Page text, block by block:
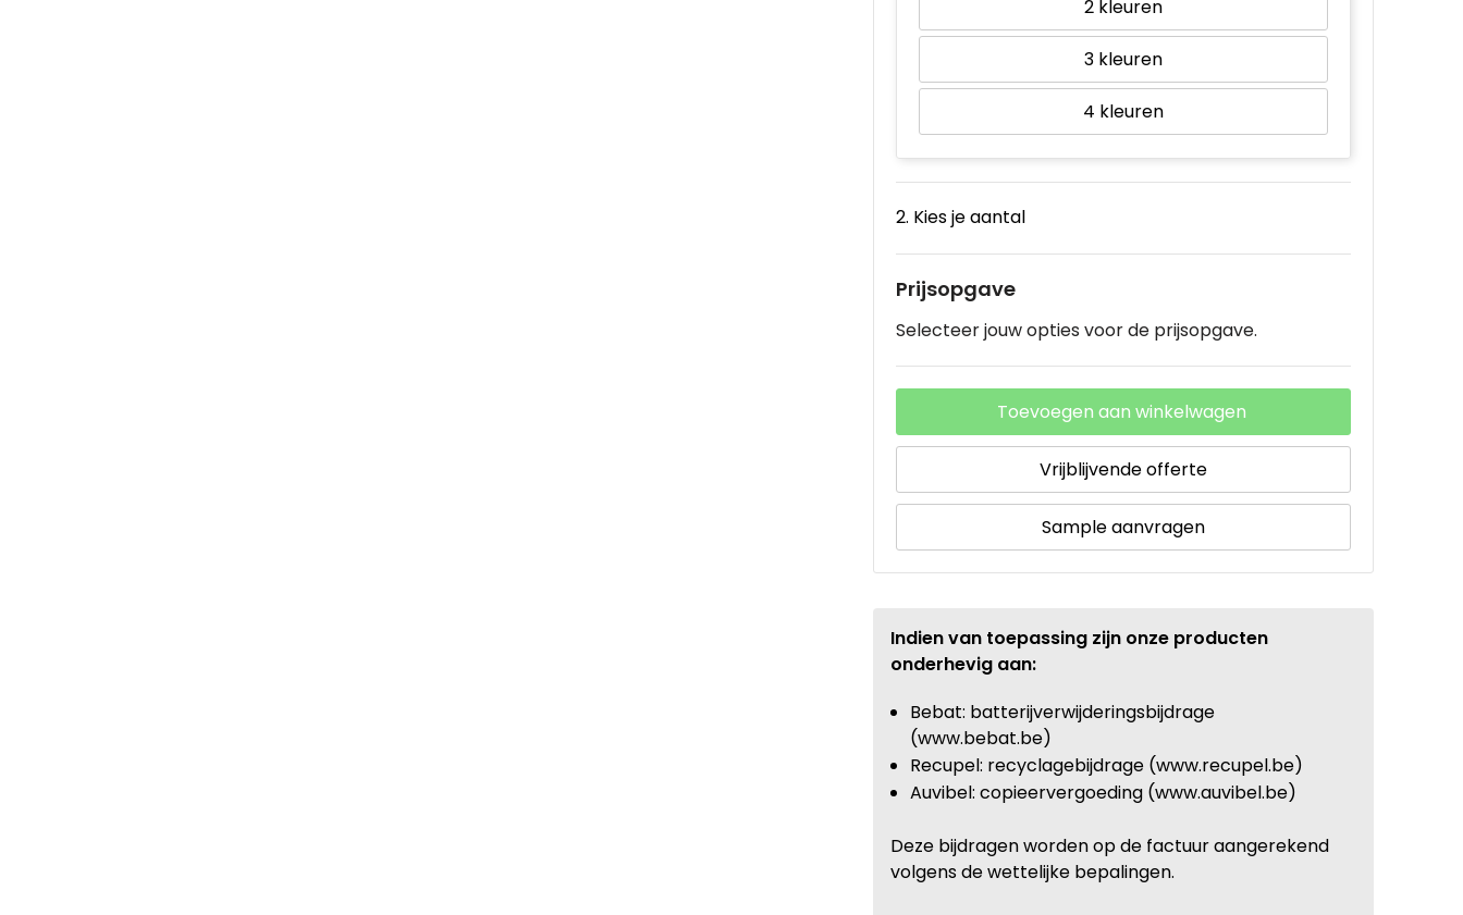
2
3
4
2. Kies je aantal
Prijsopgave
Selecteer jouw opties voor de prijsopgave.
Toevoegen aan winkelwagen
Vrijblijvende offerte
Sample aanvragen
Indien van toepassing zijn onze producten
onderhevig aan:
Bebat: batterijverwijderingsbijdrage
(www.bebat.be)
Recupel: recyclagebijdrage (www.recupel.be)
Auvibel: copieervergoeding (www.auvibel.be)
Deze bijdragen worden op de factuur aangerekend
volgens de wettelijke bepalingen.